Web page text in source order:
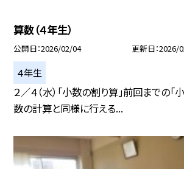
算数（４年生）
公開日 2026/02/04 更新日 2026/
４年生
２／４（水）「小数の割り算」前回までの
数の計算と同様に行える...